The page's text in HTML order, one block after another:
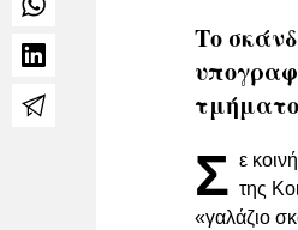
Το
Σ ε
της
«γαλάζιο